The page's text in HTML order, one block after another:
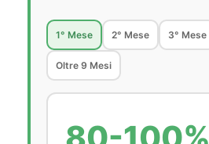
1° Mese 2° Mese 3° Mese
Oltre 9 Mesi